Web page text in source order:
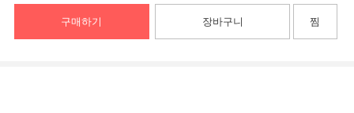
구매하기 장바구니 찜